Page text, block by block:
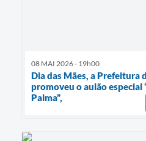
08 MAI 2026 - 19h00
Dia das Mães, a Prefeitura
promoveu o aulão especial
Palma”,